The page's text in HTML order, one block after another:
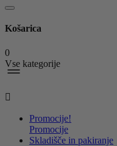
Košarica
0
Vse kategorije

Promocije!
Promocije
Skladišče in pakiranje